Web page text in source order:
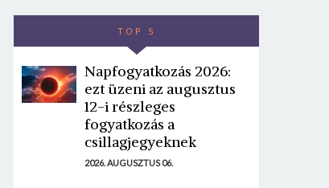
TOP 5
Napfogyatkozás 2026:
ezt üzeni az augusztus
12-i részleges
fogyatkozás a
csillagjegyeknek
2026. AUGUSZTUS 06.